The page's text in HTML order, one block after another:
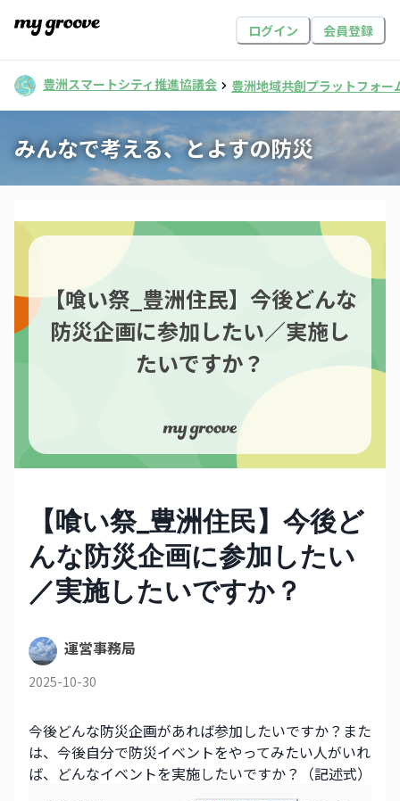
ログイン 会員登録
豊洲スマートシティ推進協議会 豊洲地域共創プラットフォー
みんなで考える、とよすの防災
【喰い祭_豊洲住民】今後どんな
防災企画に参加したい／実施し
たいですか？
【喰い祭_豊洲住民】今後ど
んな防災企画に参加したい
／実施したいですか？
運営事務局
2025-10-30
今後どんな防災企画があれば参加したいですか？また
は、今後自分で防災イベントをやってみたい人がいれ
ば、どんなイベントを実施したいですか？（記述式）